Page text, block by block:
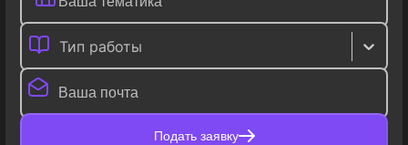
Тип работы
Подать заявку